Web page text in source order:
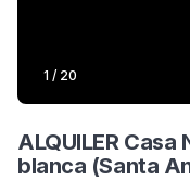
1 / 20
ALQUILER Casa
blanca (Santa